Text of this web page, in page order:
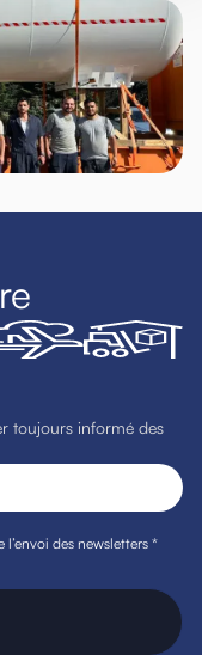
toujours informé des
l’envoi des newsletters *